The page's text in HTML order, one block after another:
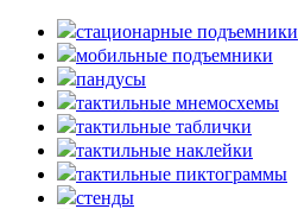
стационарные подъемники
мобильные подъемники
пандусы
тактильные мнемосхемы
тактильные таблички
тактильные наклейки
тактильные пиктограммы
стенды